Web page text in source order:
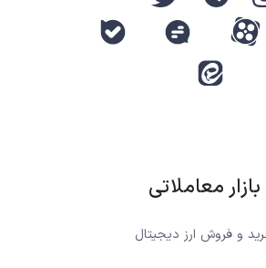
بازار معاملاتی
و فروش ارز دیجیتال